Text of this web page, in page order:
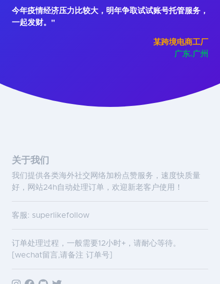
今年疫情经济压力比较大，明年争取试试账号托管服务，
一起发财。"
某跨境电商工厂
广东.广州
关于我们
我们提供各类海外社交网络加粉点赞服务，速度快质量
好，网站24h自动处理订单，欢迎新老客户使用！
客服: superlikefollow
订单处理过程，一般需要12小时+，请耐心等待。
[wechat留言,请备注 订单号]